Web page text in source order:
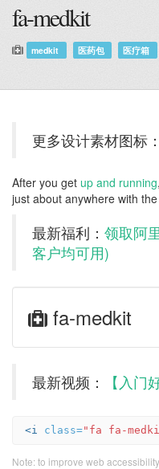
fa-medkit
medkit 医药包 医疗箱
更多设计素材图标：
After you get up and running
just about anywhere with the
最新福利： 领取阿
客户均可用)
Example
of
medkit
fa-medkit
最新视频： 【入门
<i class="fa fa-
Note: to improve web